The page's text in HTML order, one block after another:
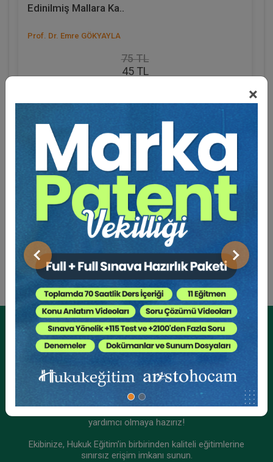
×
Önceki Sonraki
Edinilmiş Mallara Ka..
Prof. Dr. Emre GÖKYAYLA
75 TL
45 TL
Eğitmen Hakkında
Sosyal Medya
Kurumsal Üyelikler İçin
Kurumsal Teklif Alın
yardımcı olmaya hazırız!
Ekibinize, Hukuk Eğitim’in birbirinden kaliteli eğitimlerine
sınırsız erişim imkanı sunun.